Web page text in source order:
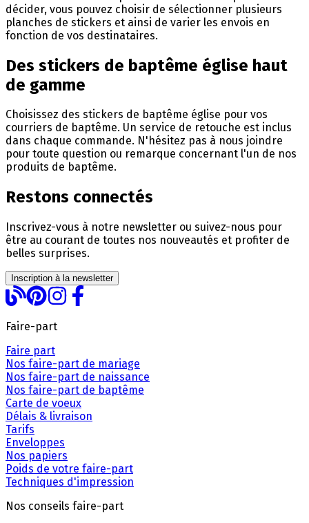
décider, vous pouvez choisir de sélectionner plusieurs
planches de stickers et ainsi de varier les envois en
fonction de vos destinataires.
Des stickers de baptême église haut
de gamme
Choisissez des stickers de baptême église pour vos
courriers de baptême. Un service de retouche est inclus
dans chaque commande. N'hésitez pas à nous joindre
pour toute question ou remarque concernant l'un de nos
produits de baptême.
Restons connectés
Inscrivez-vous à notre newsletter ou suivez-nous pour
être au courant de toutes nos nouveautés et profiter de
belles surprises.
Inscription à la newsletter
Faire-part
Faire part
Nos faire-part de mariage
Nos faire-part de naissance
Nos faire-part de baptême
Carte de voeux
Délais & livraison
Tarifs
Enveloppes
Nos papiers
Poids de votre faire-part
Techniques d'impression
Nos conseils faire-part